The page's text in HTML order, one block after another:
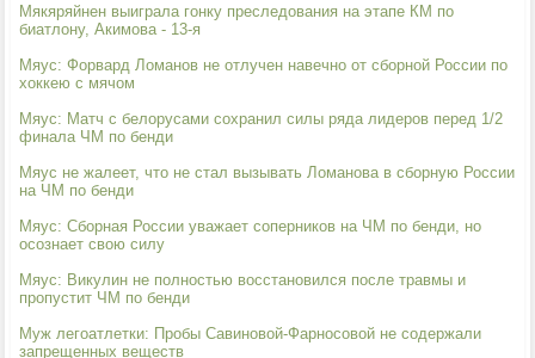
Мякяряйнен выиграла гонку преследования на этапе КМ по
биатлону, Акимова - 13-я
Мяус: Форвард Ломанов не отлучен навечно от сборной России по
хоккею с мячом
Мяус: Матч с белорусами сохранил силы ряда лидеров перед 1/2
финала ЧМ по бенди
Мяус не жалеет, что не стал вызывать Ломанова в сборную России
на ЧМ по бенди
Мяус: Сборная России уважает соперников на ЧМ по бенди, но
осознает свою силу
Мяус: Викулин не полностью восстановился после травмы и
пропустит ЧМ по бенди
Муж легоатлетки: Пробы Савиновой-Фарносовой не содержали
запрещенных веществ